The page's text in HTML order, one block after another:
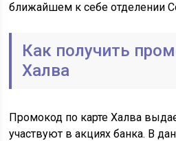
ближайшем к себе отделении
Как получить
Халва
Промокод по карте Халва
участвуют в акциях банка. В